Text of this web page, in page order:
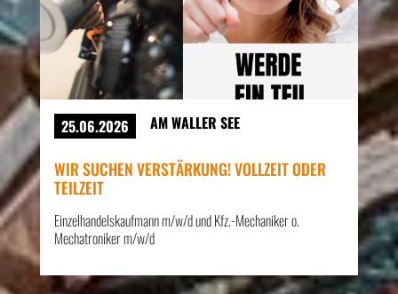
25.06.2026 AM WALLER SEE
WIR SUCHEN VERSTÄRKUNG! VOLLZEIT ODER
TEILZEIT
Einzelhandelskaufmann m/w/d und Kfz.-Mechaniker o.
Mechatroniker m/w/d